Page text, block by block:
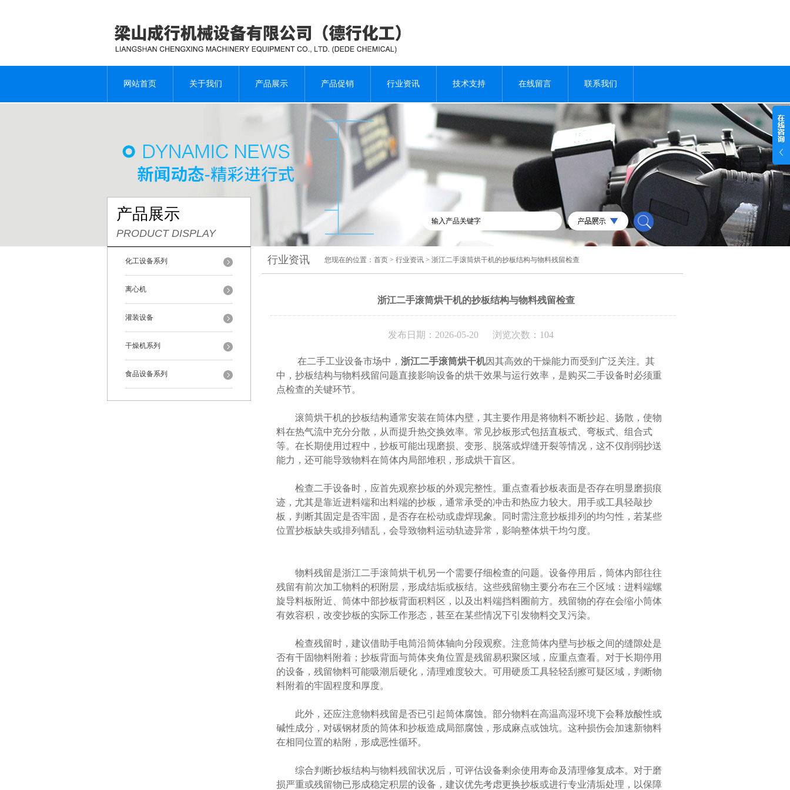
网站首页 关于我们 产品展示 产品促销 行业资讯 技术支持 在线留言 联系我们
产品展示
PRODUCT DISPLAY
化工设备系列
离心机
灌装设备
干燥机系列
食品设备系列
行业资讯 您现在的位置： 首页 > 行业资讯 > 浙江二手滚筒烘干机的抄板结构与物料残留检查
浙江二手滚筒烘干机的抄板结构与物料残留检查
发布日期：2026-05-20 浏览次数：104
在二手工业设备市场中， 浙江二手滚筒烘干机因其高效的干燥能力而受到广泛关注。其
中，抄板结构与物料残留问题直接影响设备的烘干效果与运行效率，是购买二手设备时必须重
点检查的关键环节。
滚筒烘干机的抄板结构通常安装在筒体内壁，其主要作用是将物料不断抄起、扬散，使物
料在热气流中充分分散，从而提升热交换效率。常见抄板形式包括直板式、弯板式、组合式
等。在长期使用过程中，抄板可能出现磨损、变形、脱落或焊缝开裂等情况，这不仅削弱抄送
能力，还可能导致物料在筒体内局部堆积，形成烘干盲区。
检查二手设备时，应首先观察抄板的外观完整性。重点查看抄板表面是否存在明显磨损痕
迹，尤其是靠近进料端和出料端的抄板，通常承受的冲击和热应力较大。用手或工具轻敲抄
板，判断其固定是否牢固，是否存在松动或虚焊现象。同时需注意抄板排列的均匀性，若某些
位置抄板缺失或排列错乱，会导致物料运动轨迹异常，影响整体烘干均匀度。
物料残留是浙江二手滚筒烘干机另一个需要仔细检查的问题。设备停用后，筒体内部往往
残留有前次加工物料的积附层，形成结垢或板结。这些残留物主要分布在三个区域：进料端螺
旋导料板附近、筒体中部抄板背面积料区，以及出料端挡料圈前方。残留物的存在会缩小筒体
有效容积，改变抄板的实际工作形态，甚至在某些情况下引发物料交叉污染。
检查残留时，建议借助手电筒沿筒体轴向分段观察。注意筒体内壁与抄板之间的缝隙处是
否有干固物料附着；抄板背面与筒体夹角位置是残留易积聚区域，应重点查看。对于长期停用
的设备，残留物料可能吸潮后硬化，清理难度较大。可用硬质工具轻轻刮擦可疑区域，判断物
料附着的牢固程度和厚度。
此外，还应注意物料残留是否已引起筒体腐蚀。部分物料在高温高湿环境下会释放酸性或
碱性成分，对碳钢材质的筒体和抄板造成局部腐蚀，形成麻点或蚀坑。这种损伤会加速新物料
在相同位置的粘附，形成恶性循环。
综合判断抄板结构与物料残留状况后，可评估设备剩余使用寿命及清理修复成本。对于磨
损严重或残留物已形成稳定积层的设备，建议优先考虑更换抄板或进行专业清垢处理，以保障